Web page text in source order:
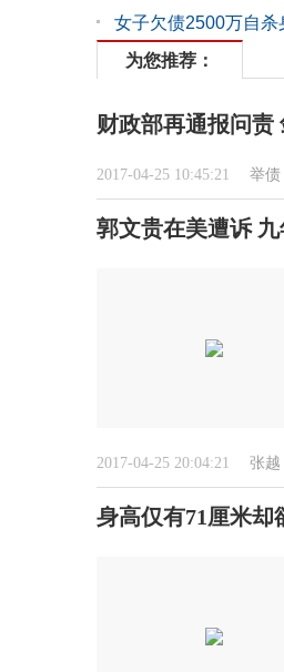
女子欠债2500万自
为您推荐：
财政部再通报问责
2017-04-25 10:45:21 举债
郭文贵在美遭诉
2017-04-25 20:04:21 张越
身高仅有71厘米却